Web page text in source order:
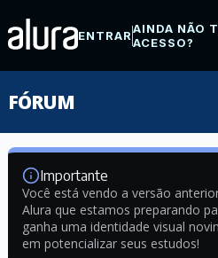
ENTRARAINDA NÃO
ACESSO?
FÓRUM
Importante
Você está vendo a versão
Alura que estamos preparando
ganha uma identidade visual
em potencializar seus estudos!